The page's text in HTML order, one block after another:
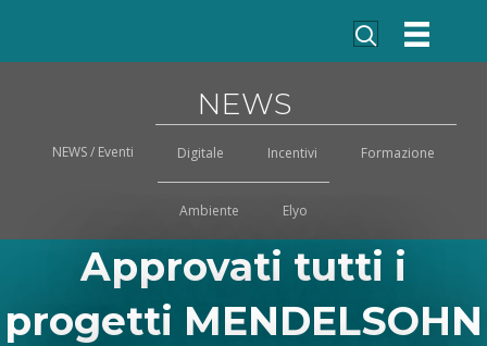
NEWS
NEWS / Eventi Digitale Incentivi Formazione
Ambiente Elyo
Approvati tutti i
progetti MENDELSOHN